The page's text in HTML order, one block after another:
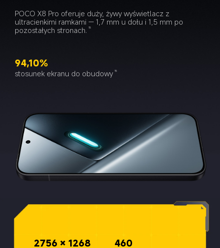
POCO X8 Pro oferuje duży, żywy wyświetlacz z
ultracienkimi ramkami — 1,7 mm u dołu i 1,5 mm po
pozostałych stronach. 15
94,10%
stosunek ekranu do obudowy 15
2756 × 1268 460